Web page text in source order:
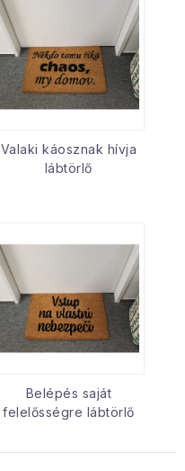
Valaki káosznak hívja
lábtörlő
Belépés saját
felelősségre lábtörlő